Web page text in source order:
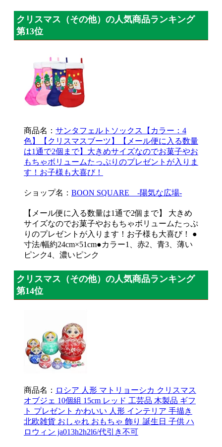
クリスマス（その他）の人気商品ランキング
第13位
商品名： サンタフェルトソックス【カラー：4
色】【クリスマスブーツ】【メール便に入る数量
は1通で2個まで】大きめサイズなのでお菓子やお
もちゃボリュームたっぷりのプレゼントが入りま
す！お子様も大喜び！
ショップ名： BOON SQUARE -陽気な広場-
【メール便に入る数量は1通で2個まで】 大きめ
サイズなのでお菓子やおもちゃボリュームたっぷ
りのプレゼントが入ります！お子様も大喜び！ ●
寸法/幅約24cm×51cm●カラー1、赤2、青3、薄い
ピンク4、濃いピンク
クリスマス（その他）の人気商品ランキング
第14位
商品名： ロシア 人形 マトリョーシカ クリスマス
オブジェ 10個組 15cm レッド 工芸品 木製品 ギフ
ト プレゼント かわいい 人形 インテリア 手描き
北欧雑貨 おしゃれ おもちゃ 飾り 誕生日 子供 ハ
ロウィン ja013h2h2l6/代引き不可